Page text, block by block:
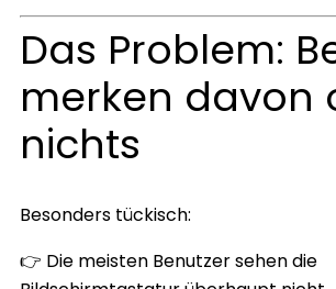
Das Problem:
merken davon
nichts
Besonders tückisch:
👉 Die meisten Benutzer sehen die